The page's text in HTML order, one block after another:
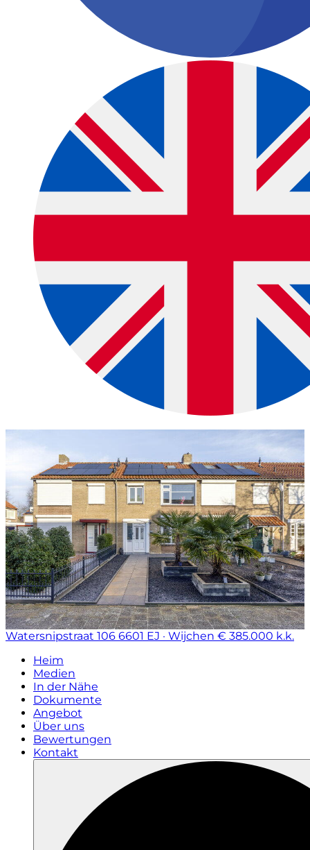
Watersnipstraat 106 6601 EJ · Wijchen € 385.000 k.k.
Heim
Medien
In der Nähe
Dokumente
Angebot
Über uns
Bewertungen
Kontakt